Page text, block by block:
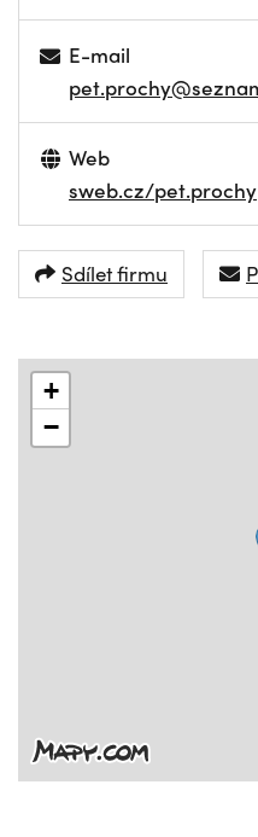
E-mail
Web
sweb.cz/pet.prochy
Sdílet firmu
+
−